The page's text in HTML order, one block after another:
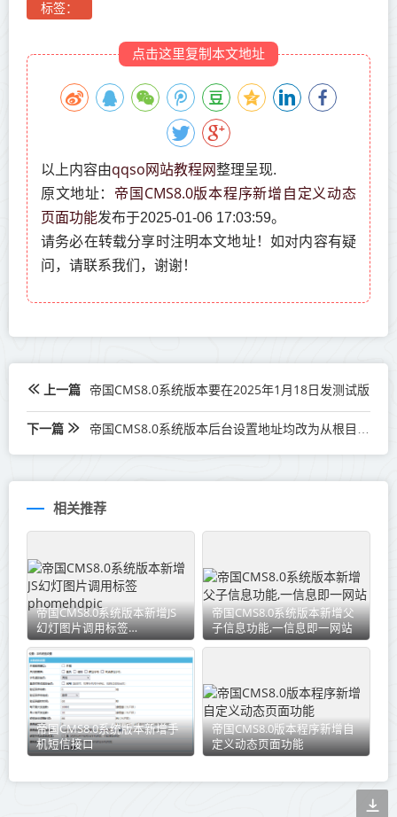
标签：
点击这里复制本文地址
以上内容由qqso网站教程网整理呈现.
原文地址： 帝国CMS8.0版本程序新增自定义动态
页面功能发布于2025-01-06 17:03:59。
请务必在转载分享时注明本文地址！如对内容有疑
问，请联系我们，谢谢！
上一篇 帝国CMS8.0系统版本要在2025年1月18日发测试版
下一篇 帝国CMS8.0系统版本后台设置地址均改为从根目录开始更方便
相关推荐
帝国CMS8.0系统版本新增JS
幻灯图片调用标签
phomehdpic
帝国CMS8.0系统版本新增父
子信息功能,一信息即一网站
帝国CMS8.0系统版本新增手
机短信接口
帝国CMS8.0版本程序新增自
定义动态页面功能